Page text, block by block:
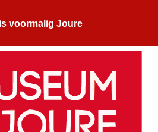
voormalig Joure